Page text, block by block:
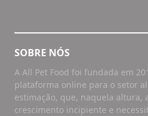
SOBRE NÓS
A All Pet Food foi fundada em
plataforma online para o setor
estimação, que, naquela altura,
crescimento incipiente e